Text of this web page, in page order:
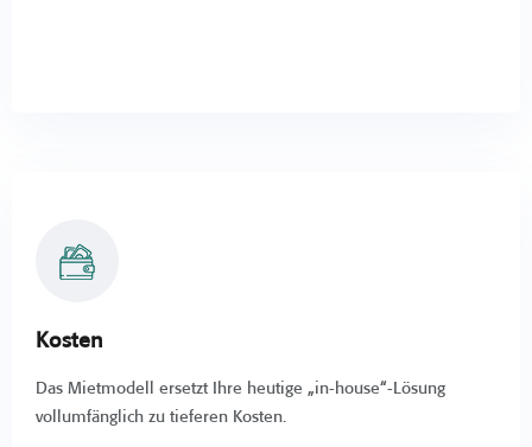
Kosten
Das Mietmodell ersetzt Ihre heutige „in-house“-Lösung
vollumfänglich zu tieferen Kosten.